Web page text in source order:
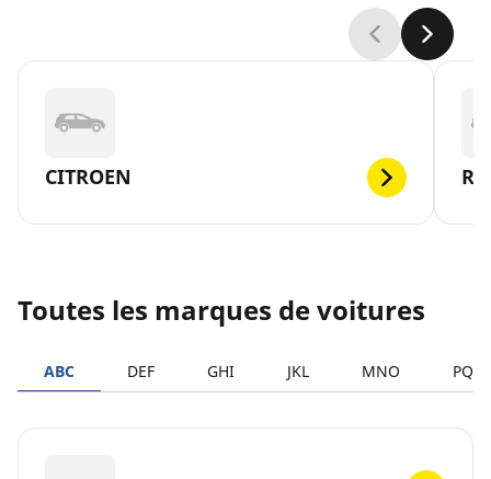
CITROEN
Toutes les marques de voitures
ABC DEF GHI JKL MNO PQRS